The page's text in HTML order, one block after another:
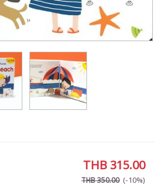
THB 315.00
THB 350.00 (-10%)